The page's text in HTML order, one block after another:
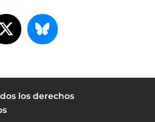
los derechos